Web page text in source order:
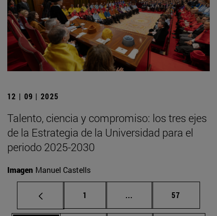
12 | 09 | 2025
Talento, ciencia y compromiso: los tres ejes
de la Estrategia de la Universidad para el
periodo 2025-2030
Imagen Manuel Castells
Página
1 ... Páginas intermedias
Página
57